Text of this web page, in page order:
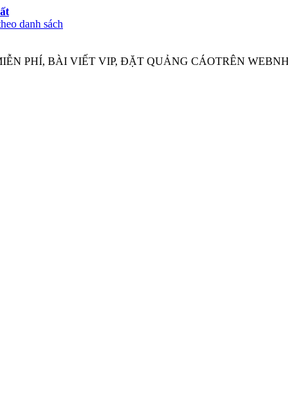
danh sách
PHÍ, BÀI VIẾT VIP, ĐẶT QUẢNG CÁOTRÊN